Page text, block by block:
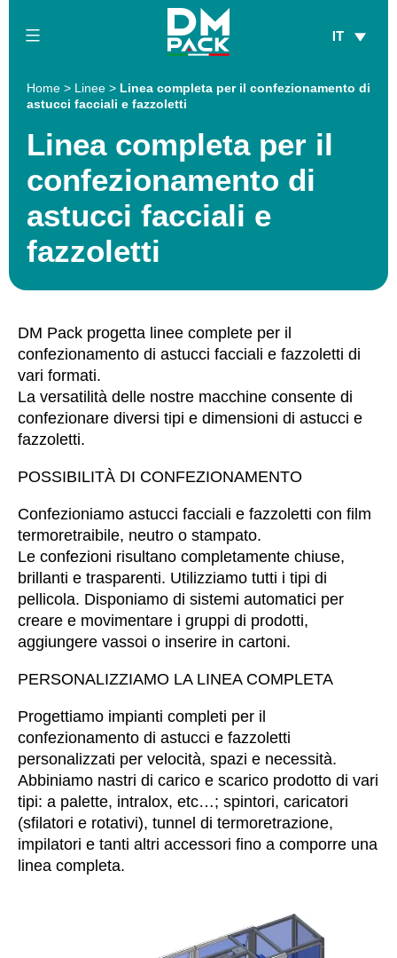
Pack
IT
Home > Linee > Linea completa per il confezionamento di
astucci facciali e fazzoletti
Linea completa per il
confezionamento di
astucci facciali e
fazzoletti
DM Pack progetta linee complete per il
confezionamento di astucci facciali e fazzoletti di
vari formati.
La versatilità delle nostre macchine consente di
confezionare diversi tipi e dimensioni di astucci e
fazzoletti.
POSSIBILITÀ DI CONFEZIONAMENTO
Confezioniamo astucci facciali e fazzoletti con film
termoretraibile, neutro o stampato.
Le confezioni risultano completamente chiuse,
brillanti e trasparenti. Utilizziamo tutti i tipi di
pellicola. Disponiamo di sistemi automatici per
creare e movimentare i gruppi di prodotti,
aggiungere vassoi o inserire in cartoni.
PERSONALIZZIAMO LA LINEA COMPLETA
Progettiamo impianti completi per il
confezionamento di astucci e fazzoletti
personalizzati per velocità, spazi e necessità.
Abbiniamo nastri di carico e scarico prodotto di vari
tipi: a palette, intralox, etc…; spintori, caricatori
(sfilatori e rotativi), tunnel di termoretrazione,
impilatori e tanti altri accessori fino a comporre una
linea completa.